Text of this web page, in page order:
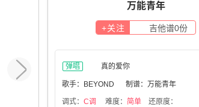
万能青年
+关注 吉他谱0份
弹唱 真的爱你
歌手：BEYOND 制谱：万能青年
调式： C调 难度： 简单 还原度：